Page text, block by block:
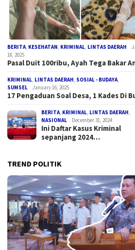
BERITA, KESEHATAN, KRIMINAL, LINTAS DAERAH
18, 2025
Pasal Duit 100ribu, Ayah Tega Bakar
KRIMINAL, LINTAS DAERAH, SOSIAL - BUDAYA,
SUMSEL
January 16, 2025
17 Pengaduan Soal Desa, 1 Kades Di
BERITA, KRIMINAL, LINTAS DAERAH,
NASIONAL
December 31, 2024
Ini Daftar Kasus Kriminal
sepanjang 2024…
TREND POLITIK